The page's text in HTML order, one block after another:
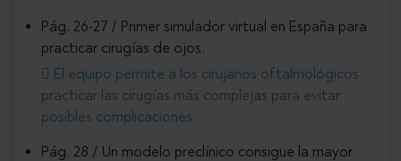
Pág. 26-27 / Primer simulador virtual en España para
practicar cirugías de ojos.
El equipo permite a los cirujanos oftalmológicos
practicar las cirugías más complejas para evitar
posibles complicaciones.
Pág. 28 / Un modelo preclínico consigue la mayor